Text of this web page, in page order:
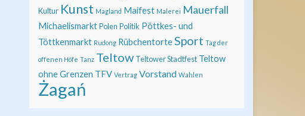
Kultur Kunst Magland Maifest Malerei Mauerfall
MichaelismarktPolen Politik Pöttkes- und
Töttkenmarkt Rudong RübchentorteSport Tag der
offenen Höfe Tanz Teltow Teltower Stadtfest Teltow
ohne Grenzen TFV Vertrag Vorstand Wahlen
Żagań